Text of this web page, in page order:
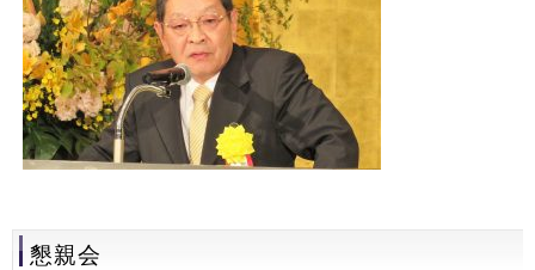
懇親会